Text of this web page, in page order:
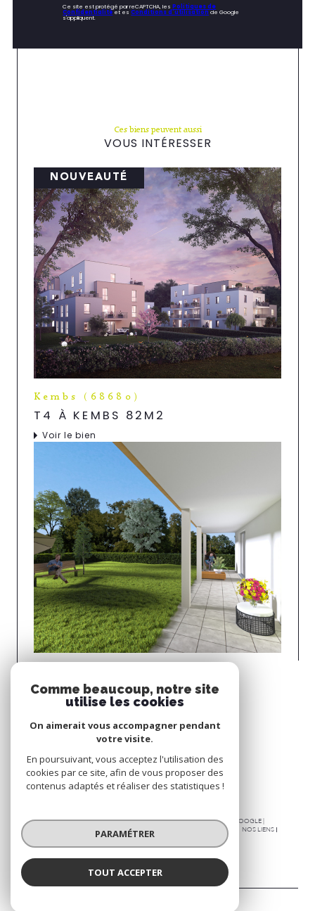
Ce site est protégé par reCAPTCHA, lesPolitiques de
Confidentialitéet esConditions d'utilisationde Google
s'appliquent.
Ces biens peuvent aussi
VOUS INTÉRESSER
NOUVEAUTÉ
Kembs (68680)
T4 À KEMBS 82M2
Voir le bien
T4 DE 83 M2 À UFFHEIM
Voir le bien
PROPRIÉTAIRE
Se connecter
© 2026 | TOUS DROITS RÉSERVÉS | TRADUCTION POWERED BY GOOGLE |
NOS HONORAIRES MENTIONS LÉGALES ADMIN
NOS LIENS
POLITIQUE RGPD
Comme beaucoup, notre site
utilise les cookies
On aimerait vous accompagner pendant
votre visite.
En poursuivant, vous acceptez l'utilisation des
cookies par ce site, afin de vous proposer des
contenus adaptés et réaliser des statistiques !
PARAMÉTRER
TOUT ACCEPTER